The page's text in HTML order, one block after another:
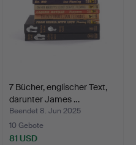
7 Bücher, englischer Text,
darunter James …
Beendet 8. Jun 2025
10 Gebote
81 USD